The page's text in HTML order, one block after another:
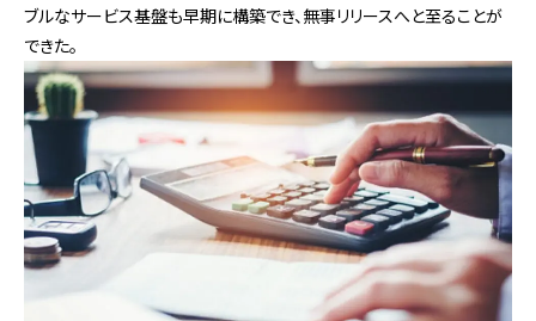
ブルなサービス基盤も早期に構築でき、無事リリースへと至ることが
できた。